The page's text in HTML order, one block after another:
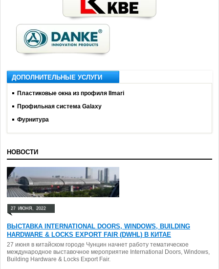
ДОПОЛНИТЕЛЬНЫЕ УСЛУГИ
Пластиковые окна из профиля Ilmari
Профильная система Galaxy
Фурнитура
НОВОСТИ
27 ИЮНЯ, 2022
ВЫСТАВКА INTERNATIONAL DOORS, WINDOWS, BUILDING
HARDWARE & LOCKS EXPORT FAIR (DWHL) В КИТАЕ
27 июня в китайском городе Чунцин начнет работу тематическое
международное выставочное мероприятие International Doors, Windows,
Building Hardware & Locks Export Fair.